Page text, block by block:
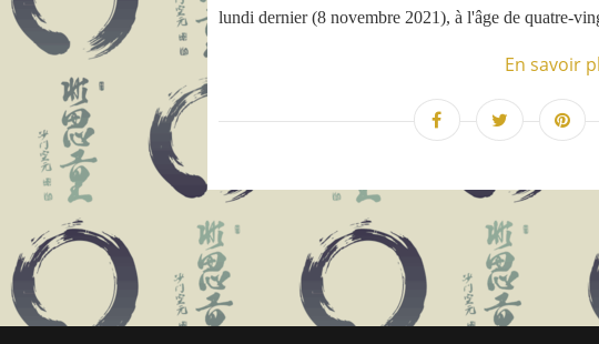
lundi dernier (8 novembre 2021), à l'âge de quatre-
En savoir